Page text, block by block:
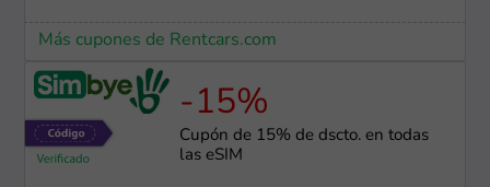
Más cupones de Rentcars.com
-15%
Cupón de 15% de dscto. en todas
las eSIM